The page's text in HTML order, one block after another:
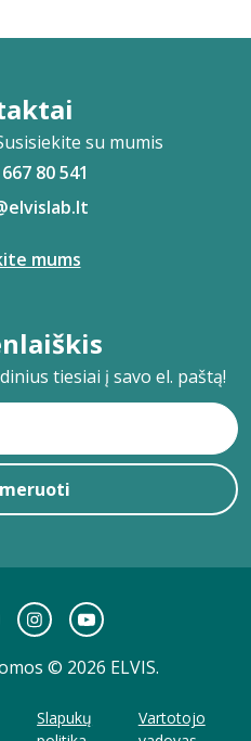
su mumis
80 541
mums
tiesiai į savo el. paštą!
© 2026 ELVIS.
Slapukų
Vartotojo